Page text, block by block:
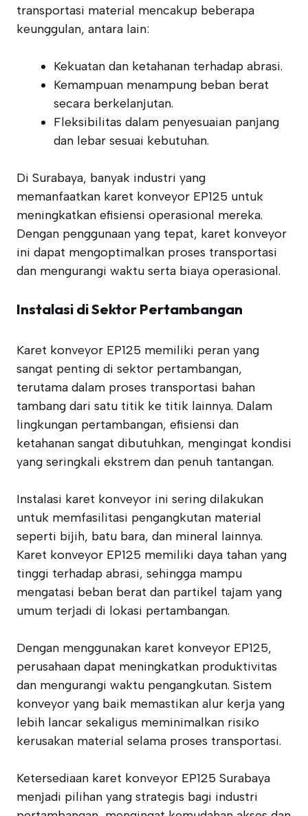
transportasi material mencakup beberapa
keunggulan, antara lain:
Kekuatan dan ketahanan terhadap abrasi.
Kemampuan menampung beban berat
secara berkelanjutan.
Fleksibilitas dalam penyesuaian panjang
dan lebar sesuai kebutuhan.
Di Surabaya, banyak industri yang
memanfaatkan karet konveyor EP125 untuk
meningkatkan efisiensi operasional mereka.
Dengan penggunaan yang tepat, karet konveyor
ini dapat mengoptimalkan proses transportasi
dan mengurangi waktu serta biaya operasional.
Instalasi di Sektor Pertambangan
Karet konveyor EP125 memiliki peran yang
sangat penting di sektor pertambangan,
terutama dalam proses transportasi bahan
tambang dari satu titik ke titik lainnya. Dalam
lingkungan pertambangan, efisiensi dan
ketahanan sangat dibutuhkan, mengingat kondisi
yang seringkali ekstrem dan penuh tantangan.
Instalasi karet konveyor ini sering dilakukan
untuk memfasilitasi pengangkutan material
seperti bijih, batu bara, dan mineral lainnya.
Karet konveyor EP125 memiliki daya tahan yang
tinggi terhadap abrasi, sehingga mampu
mengatasi beban berat dan partikel tajam yang
umum terjadi di lokasi pertambangan.
Dengan menggunakan karet konveyor EP125,
perusahaan dapat meningkatkan produktivitas
dan mengurangi waktu pengangkutan. Sistem
konveyor yang baik memastikan alur kerja yang
lebih lancar sekaligus meminimalkan risiko
kerusakan material selama proses transportasi.
Ketersediaan karet konveyor EP125 Surabaya
menjadi pilihan yang strategis bagi industri